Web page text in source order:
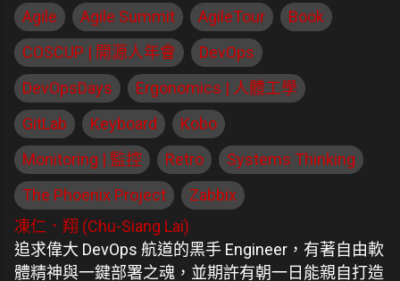
Agile Agile Summit AgileTour
Book
COSCUP | 開源人年會
DevOps
DevOpsDays
Ergonomics | 人體工學
GitLab
Keyboard
Kobo
Monitoring | 監控
Retro
Systems Thinking
The Phoenix Project
Zabbix
凍仁．翔 (Chu-Siang Lai)
追求偉大 DevOps 航道的黑手 Engineer，有著自由軟
體精神與一鍵部署之魂，並期許有朝一日能親自打造